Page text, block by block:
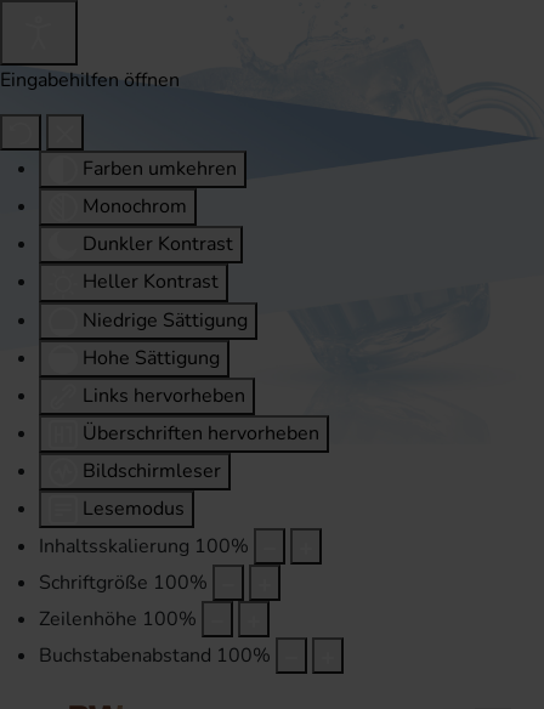
Eingabehilfen öffnen
Farben umkehren
Monochrom
Dunkler Kontrast
Heller Kontrast
Niedrige Sättigung
Hohe Sättigung
Links hervorheben
Überschriften hervorheben
Bildschirmleser
Lesemodus
Inhaltsskalierung 100%
Schriftgröße 100%
Zeilenhöhe 100%
Buchstabenabstand 100%